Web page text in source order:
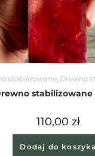
stabilizowane, Drewno
stabilizowane
110,00 zł
Dodaj do